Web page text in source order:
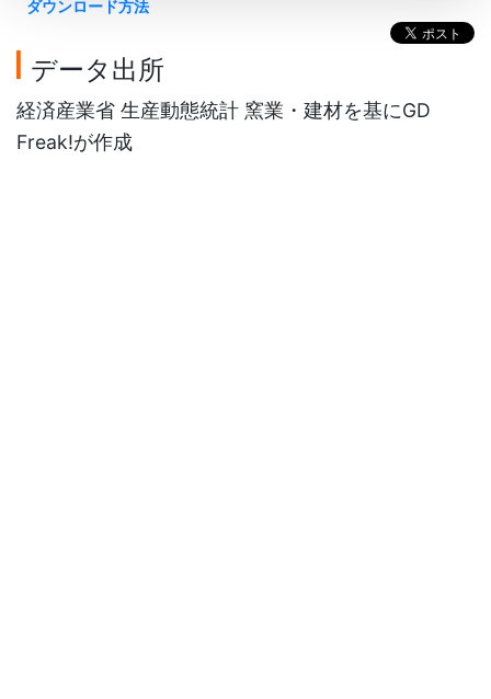
ダウンロード方法
データ出所
経済産業省 生産動態統計 窯業・建材を基にGD
Freak!が作成